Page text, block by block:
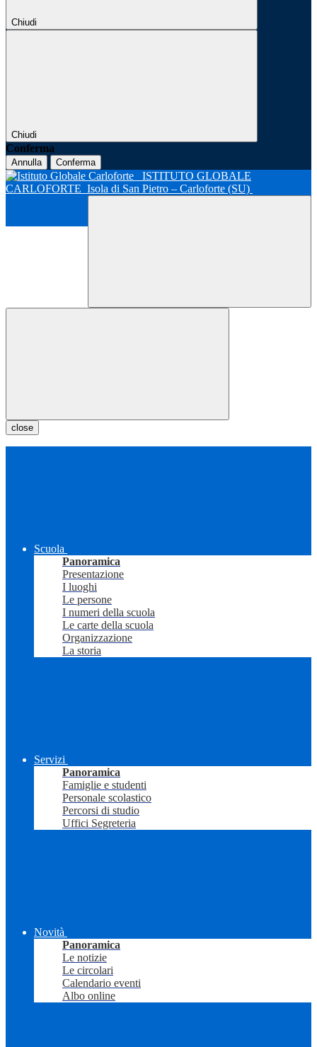
Chiudi
Chiudi
Conferma
Annulla Conferma
ISTITUTO GLOBALE
CARLOFORTE Isola di San Pietro – Carloforte (SU)
close
Scuola
Panoramica
Presentazione
I luoghi
Le persone
I numeri della scuola
Le carte della scuola
Organizzazione
La storia
Servizi
Panoramica
Famiglie e studenti
Personale scolastico
Percorsi di studio
Uffici Segreteria
Novità
Panoramica
Le notizie
Le circolari
Calendario eventi
Albo online